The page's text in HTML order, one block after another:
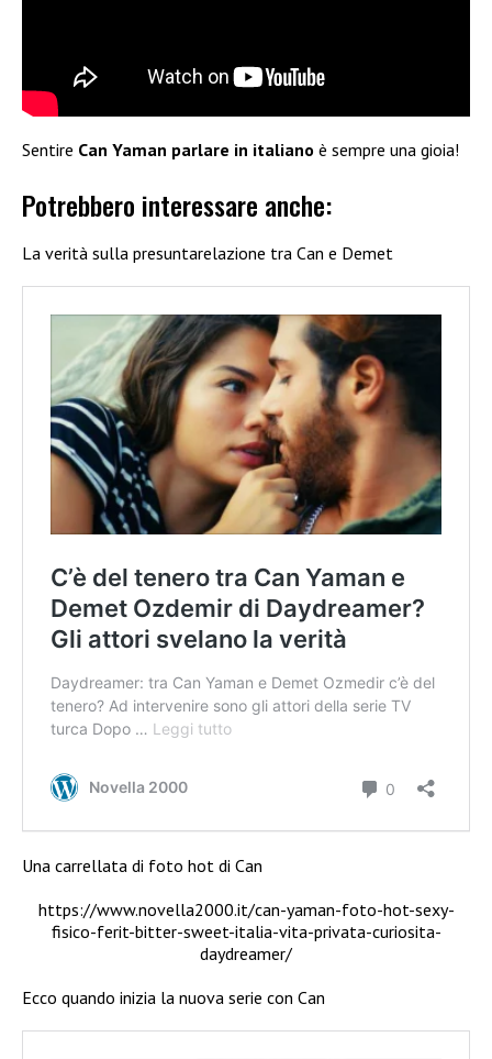
Sentire Can Yaman parlare in italiano è sempre una gioia!
Potrebbero interessare anche:
La verità sulla presuntarelazione tra Can e Demet
Una carrellata di foto hot di Can
https://www.novella2000.it/can-yaman-foto-hot-sexy-
fisico-ferit-bitter-sweet-italia-vita-privata-curiosita-
daydreamer/
Ecco quando inizia la nuova serie con Can